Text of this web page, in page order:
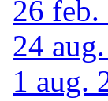
26 feb.
24
1 aug.